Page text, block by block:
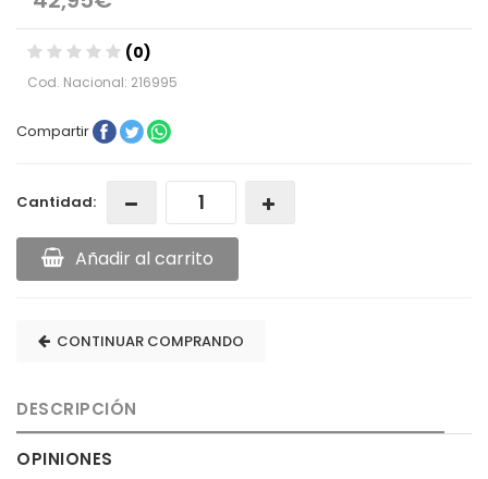
(0)
Cod. Nacional: 216995
Compartir
Cantidad:
Añadir al carrito
CONTINUAR COMPRANDO
DESCRIPCIÓN
OPINIONES